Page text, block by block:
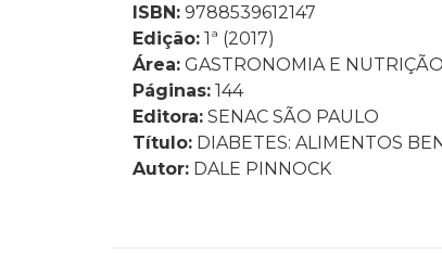
ISBN: 9788539612147
Edição: 1ª (2017)
Área: GASTRONOMIA E NUTRIÇÃO
Páginas: 144
Editora: SENAC SÃO PAULO
Título: DIABETES: ALIMENTOS
Autor: DALE PINNOCK